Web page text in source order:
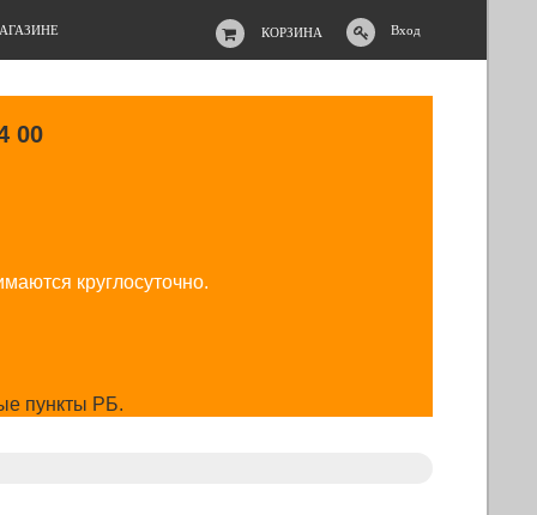
КОРЗИНА Вход
00
круглосуточно.
пункты РБ.